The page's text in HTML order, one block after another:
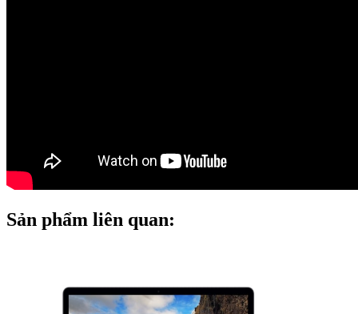
Sản phẩm liên quan: